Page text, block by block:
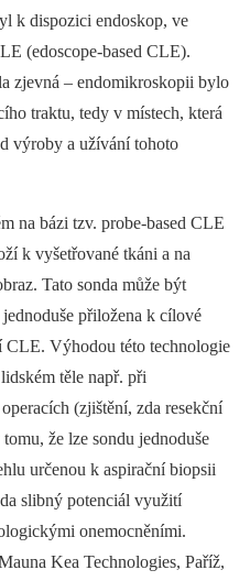
k dispozici endoskop, ve
(edoscope-based CLE).
zjevná –⁠ endomikroskopii bylo
traktu, tedy v místech, která
výroby a užívání tohoto
na bázi tzv. probe-based CLE
k vyšetřované tkáni a na
Tato sonda může být
přiložena k cílové
CLE. Výhodou této technologie
těle např. při
(zjištění, zda resekční
že lze sondu jednoduše
určenou k aspirační biopsii
slibný potenciál využití
onemocněními.
Kea Technologies, Paříž,